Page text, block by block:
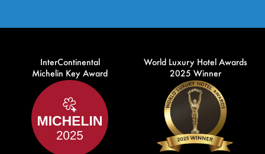
InterContinental
Michelin Key Award
World Luxury Hotel Awards
2025 Winner